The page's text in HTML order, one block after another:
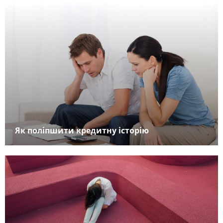
Як поліпшити кредитну історію